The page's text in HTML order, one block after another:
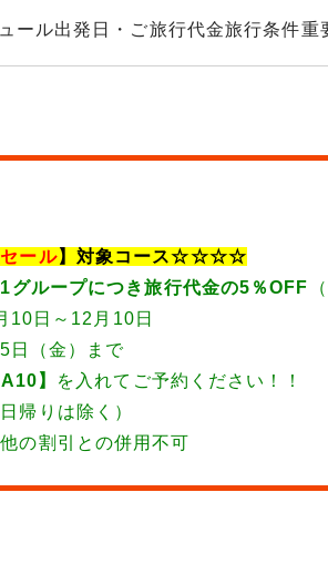
ール出発日・ご旅行代金旅行条件重
ール】対象コース☆☆☆☆
グループにつき旅行代金の5％OFF
10日～12月10日
日（金）まで
】
を入れてご予約ください！！
帰りは除く）
割引との併用不可